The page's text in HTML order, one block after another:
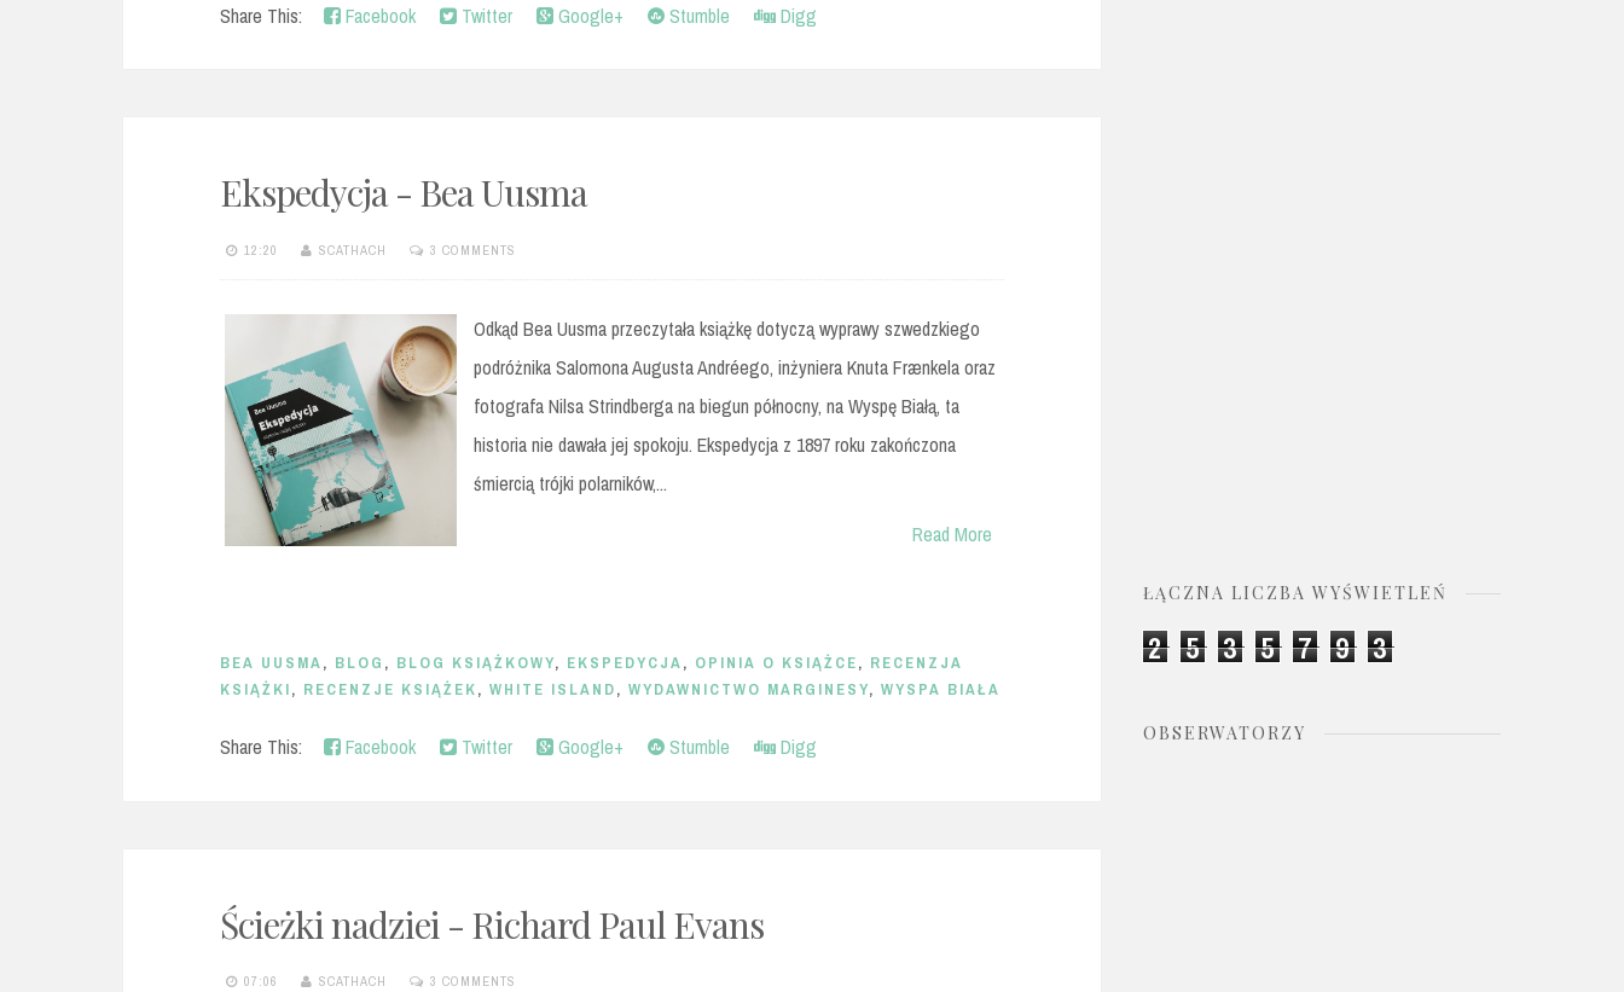
Share This: Facebook Twitter Google+ Stumble Digg
Ekspedycja - Bea Uusma
12:20 SCATHACH 3 COMMENTS
Odkąd Bea Uusma przeczytała książkę dotyczą wyprawy szwedzkiego
podróżnika Salomona Augusta Andréego, inżyniera Knuta Frænkela oraz
fotografa Nilsa Strindberga na biegun północny, na Wyspę Białą, ta
historia nie dawała jej spokoju. Ekspedycja z 1897 roku zakończona
śmiercią trójki polarników,...
Read More
BEA UUSMA, BLOG , BLOG KSIĄŻKOWY, EKSPEDYCJA, OPINIA O KSIĄŻCE, RECENZJA
KSIĄŻKI, RECENZJE KSIĄŻEK, WHITE ISLAND, WYDAWNICTWO MARGINESY, WYSPA BIAŁA
Share This: Facebook Twitter Google+ Stumble Digg
Ścieżki nadziei - Richard Paul Evans
07:06 SCATHACH 3 COMMENTS
ŁĄCZNA LICZBA WYŚWIETLEŃ
2 5 3 5 7 9 3
OBSERWATORZY